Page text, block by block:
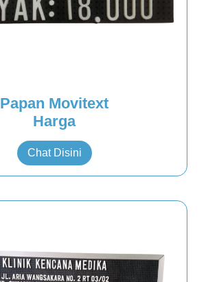
Papan Movitext
Harga
Chat Disini